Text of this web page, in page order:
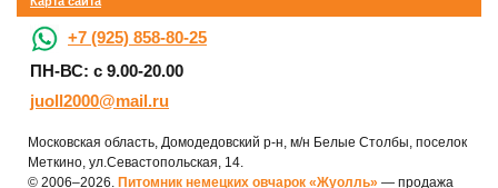
+7 (925) 858-80-25
ПН-ВС: с 9.00-20.00
juoll2000@mail.ru
Московская область, Домодедовский р-н, м/н Белые Столбы, поселок
Меткино, ул.Севастопольская, 14.
© 2006–2026. Питомник немецких овчарок «Жуолль» — продажа